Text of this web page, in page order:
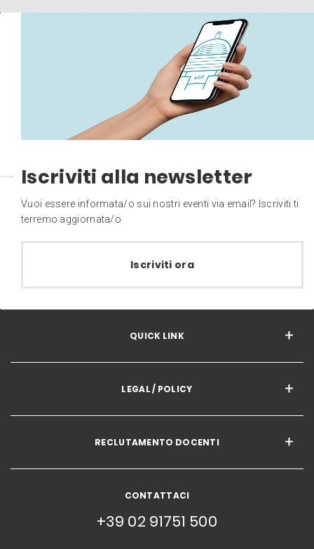
Iscriviti alla newsletter
Vuoi essere informata/o sui nostri eventi via email? Iscriviti ti
terremo aggiornata/o
Iscriviti ora
QUICK LINK
LEGAL / POLICY
RECLUTAMENTO DOCENTI
CONTATTACI
+39 02 91751 500